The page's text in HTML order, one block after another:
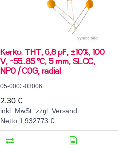
Kerko, THT, 6,8 pF, ±10%, 100
V, -55..85 °C, 5 mm, SLCC,
NP0 / C0G, radial
05-0003-03006
2,30 €
inkl. MwSt. zzgl. Versand
Netto 1,932773 €